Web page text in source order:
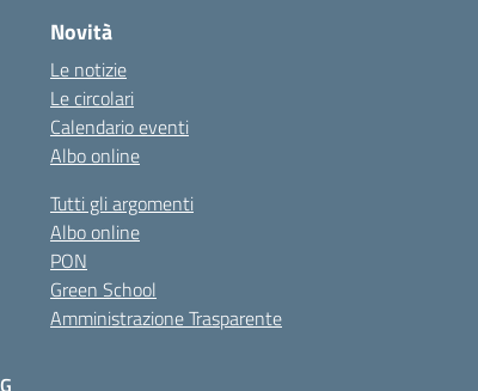
Novità
Le notizie
Le circolari
Calendario eventi
Albo online
Tutti gli argomenti
Albo online
PON
Green School
Amministrazione Trasparente